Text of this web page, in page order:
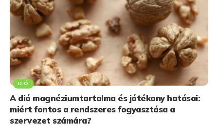
DIÓ
A dió magnéziumtartalma és jótékony hatásai:
miért fontos a rendszeres fogyasztása a
szervezet számára?